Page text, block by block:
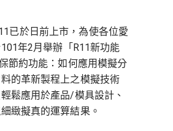
已於日前上市，為使各位愛
年2月舉辦「R11新功能
節約功能：如何應用模擬分
的革新製程上之模擬技術
鬆應用於產品/模具設計、
緻擬真的運算結果。